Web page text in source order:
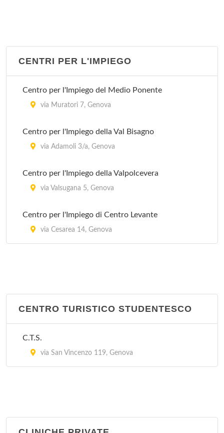
Stazione Cornigliano
Stazione Maddalena
Stazione Marassi
Stazione Molassana
CENTRI PER L'IMPIEGO
Centro per l'Impiego del Medio Ponente
via Muratori 7, Genova
Centro per l'Impiego della Val Bisagno
via Adamoli 3/a, Genova
Centro per l'Impiego della Valpolcevera
via Valsugana 5, Genova
Centro per l'Impiego di Centro Levante
via Cesarea 14, Genova
CENTRO TURISTICO STUDENTESCO
C.T.S.
via San Vincenzo 119, Genova